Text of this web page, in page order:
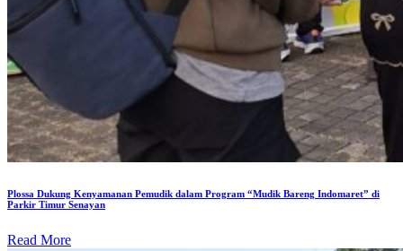
Plossa Dukung Kenyamanan Pemudik dalam Program “Mudik Bareng Indomaret” di
Parkir Timur Senayan
Read More